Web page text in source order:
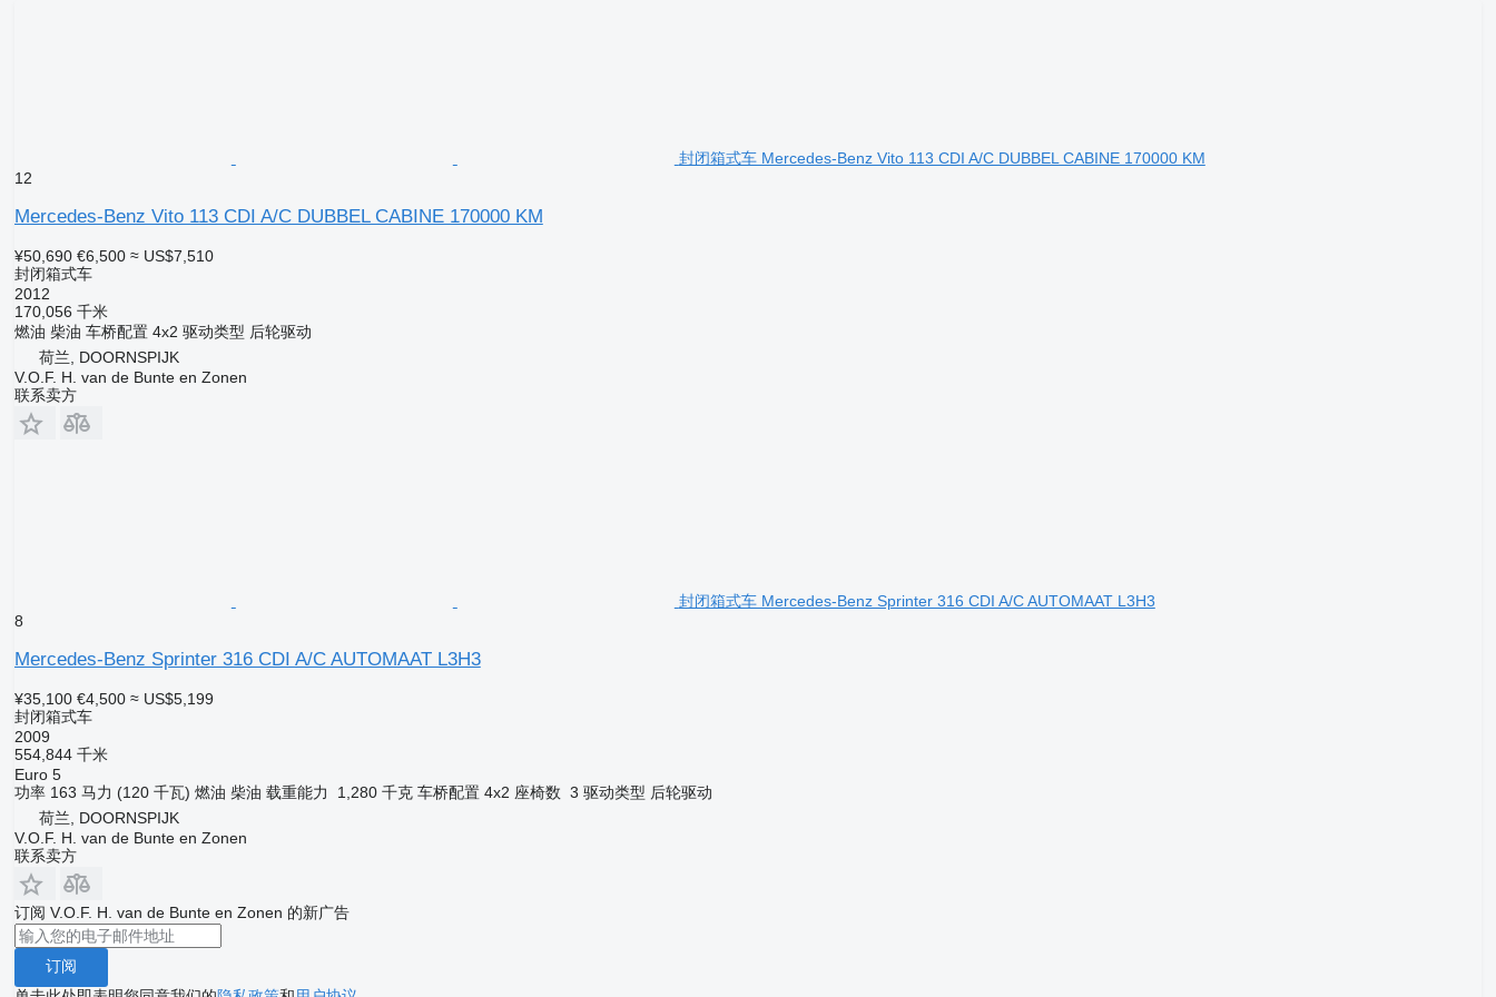
封闭箱式车 Mercedes-Benz Vito 113 CDI A/C DUBBEL CABINE 170000 KM
12
Mercedes-Benz Vito 113 CDI A/C DUBBEL CABINE 170000 KM
¥50,690 €6,500 ≈ US$7,510
封闭箱式车
2012
170,056 千米
燃油 柴油 车桥配置 4x2 驱动类型 后轮驱动
荷兰, DOORNSPIJK
V.O.F. H. van de Bunte en Zonen
联系卖方
封闭箱式车 Mercedes-Benz Sprinter 316 CDI A/C AUTOMAAT L3H3
8
Mercedes-Benz Sprinter 316 CDI A/C AUTOMAAT L3H3
¥35,100 €4,500 ≈ US$5,199
封闭箱式车
2009
554,844 千米
Euro 5
功率 163 马力 (120 千瓦) 燃油 柴油 载重能力 1,280 千克 车桥配置 4x2 座椅数 3 驱动类型 后轮驱动
荷兰, DOORNSPIJK
V.O.F. H. van de Bunte en Zonen
联系卖方
订阅 V.O.F. H. van de Bunte en Zonen 的新广告
订阅